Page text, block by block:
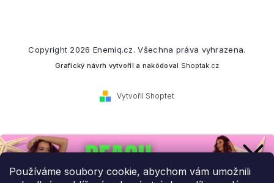
Používáme soubory cookie, abychom vám umožnili
Vytvořil Shoptet
Copyright 2026 Enemiq.cz. Všechna práva vyhrazena.
Grafický návrh vytvořil a nakódoval Shoptak.cz
Přihlaste se k našemu
newsletteru.